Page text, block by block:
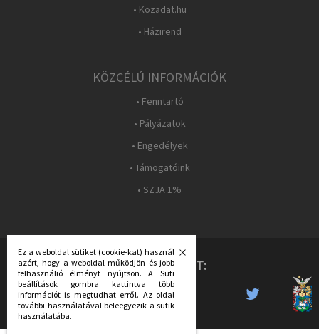
• Közadat.hu
• Házirend
KÖZCÉLÚ INFORMÁCIÓK
• Fenntartó
• Pályázatok
• Engedélyek
• Támogatóink
• SZJA 1%
KÖVESS MINKET:
Ez a weboldal sütiket (cookie-kat) használ
azért, hogy a weboldal működjön és jobb
felhasználió élményt nyújtson. A Süti
beállítások gombra kattintva több
információt is megtudhat erről. Az oldal
további használatával beleegyezik a sütik
használatába.